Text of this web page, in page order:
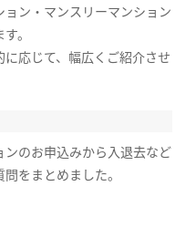
ョン・マンスリーマンション
。
応じて、幅広くご紹介させ
ンのお申込みから入退去など
をまとめました。